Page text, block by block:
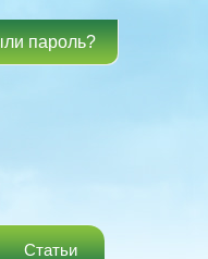
пароль?
Статьи